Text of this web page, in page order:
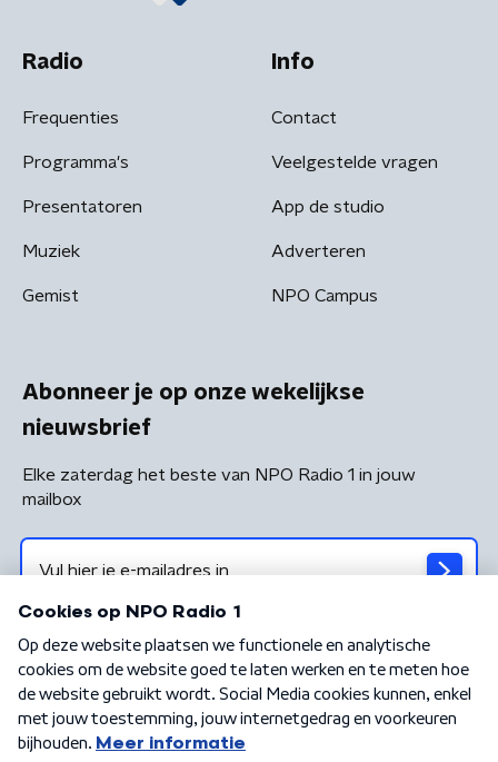
Radio
Frequenties
Programma's
Presentatoren
Muziek
Gemist
Info
Contact
Veelgestelde vragen
App de studio
Adverteren
NPO Campus
Abonneer je op onze wekelijkse
nieuwsbrief
Elke zaterdag het beste van NPO Radio 1 in jouw
mailbox
Algemene voorwaarden